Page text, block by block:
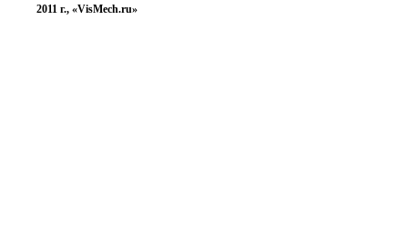
2011 г., «VisMech.ru»